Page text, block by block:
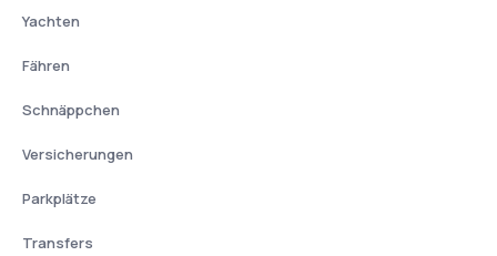
Yachten
Fähren
Schnäppchen
Versicherungen
Parkplätze
Transfers